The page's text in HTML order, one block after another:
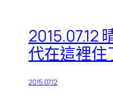
2015.07.12
代在這裡住
2015.07.12